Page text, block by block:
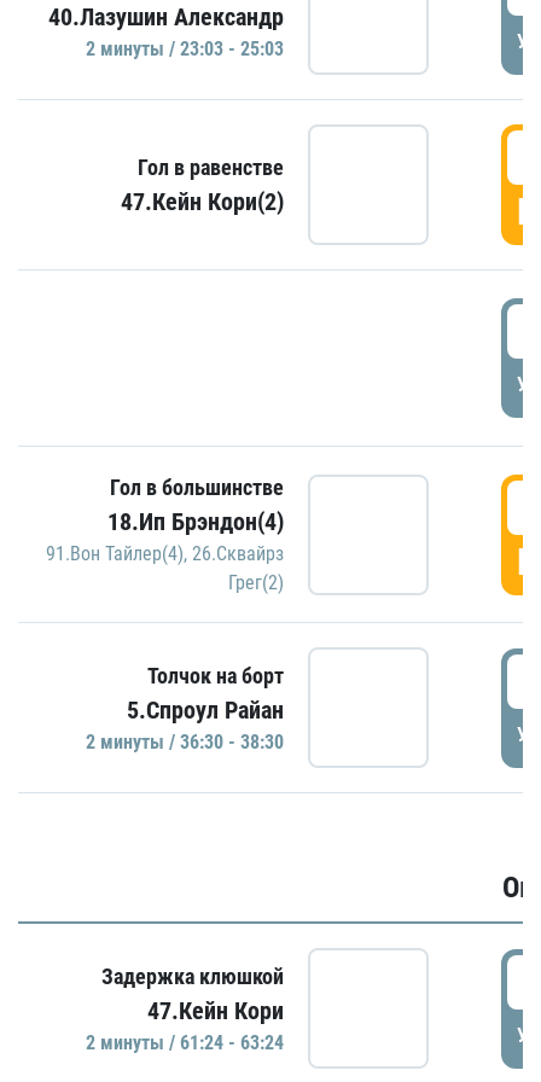
40.Лазушин Александр
2 минуты / 23:03 - 25:03
Гол в равенстве
47.Кейн Кори(2)
Гол в большинстве
18.Ип Брэндон(4)
91.Вон Тайлер(4), 26.Сквайрз
Грег(2)
Толчок на борт
5.Спроул Райан
2 минуты / 36:30 - 38:30
Задержка клюшкой
47.Кейн Кори
2 минуты / 61:24 - 63:24